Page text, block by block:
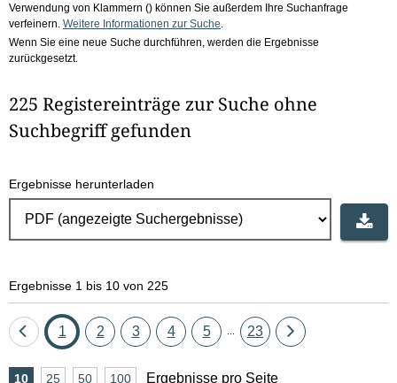
Verwendung von Klammern () können Sie außerdem Ihre Suchanfrage
verfeinern. Weitere Informationen zur Suche
Wenn Sie eine neue Suche durchführen, werden die Ergebnisse
zurückgesetzt.
225 Registereinträge zur Suche ohne
Suchbegriff gefunden
Ergebnisse herunterladen
Ergebnisse 1 bis 10 von 225
EineSeite
1 Seite
2 Seite
3 Seite
4 Seite
5 Seite
23
Eine
A10Ergebnisse
25Ergebnisse
50Ergebnisse
100Ergebnisse
Ergebnisse pro Seite